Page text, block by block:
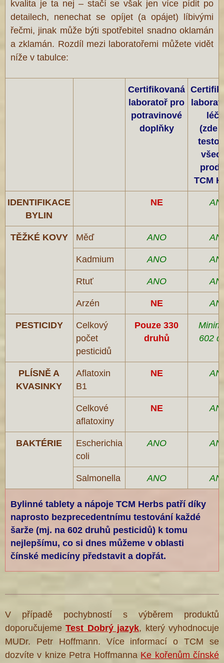
kvalita je ta nej – stačí se však jen více pídit po
detailech, nenechat se opíjet (a opájet) líbivými
řečmi, jinak může býti spotřebitel snadno oklamán
a zklamán. Rozdíl mezi laboratořemi můžete vidět
níže v tabulce:
Certifikovaná
laboratoř pro
potravinové
doplňky
(zde
TCM
IDENTIFIKACE
BYLIN
NE
TĚŽKÉ KOVY Měď ANO
Kadmium ANO
Rtuť ANO
Arzén NE
PESTICIDY
Celkový
počet
pesticidů
Pouze 330
druhů
602
PLÍSNĚ A
KVASINKY
Aflatoxin
B1
NE
Celkové
aflatoxiny
NE
BAKTÉRIE
Escherichia
coli
ANO
Salmonella ANO
Bylinné tablety a nápoje TCM Herbs patří díky
naprosto bezprecedentnímu testování každé
šarže (mj. na 602 druhů pesticidů) k tomu
nejlepšímu, co si dnes můžeme v oblasti
čínské medicíny představit a dopřát.
V případě pochybností s výběrem produktů
doporučujemeTest Dobrý jazyk, který vyhodnocuje
MUDr. Petr Hoffmann. Více informací o TCM se
dozvíte v knize Petra Hoffmanna Ke kořenům čínské